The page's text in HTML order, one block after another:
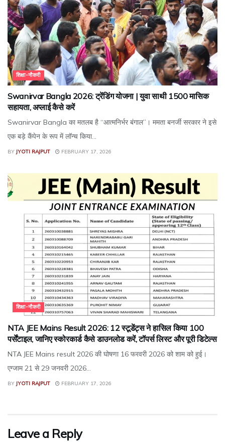
शिक्षा-नौकरी
Swanirvar Bangla 2026: ट्रेंडिंग योजना | युवा साथी ₹1500 मासिक
सहायता, अप्लाई कैसे करें
Swanirvar Bangla का मतलब है “आत्मनिर्भर बंगाल”। ममता बनर्जी सरकार ने इसे
एक बड़े कैंपेन के रूप में लॉन्च किया...
BY JYOTI RAJPUT FEBRUARY 17, 2026
शिक्षा-नौकरी
NTA JEE Mains Result 2026: 12 स्टूडेंट्स ने हासिल किया 100
पर्सेंटाइल, जानिए स्कोरकार्ड कैसे डाउनलोड करें, टॉपर्स लिस्ट और पूरी डिटेल्स
NTA JEE Mains result 2026 की घोषणा 16 फरवरी 2026 को शाम को हुई।
एग्जाम 21 से 29 जनवरी 2026...
BY JYOTI RAJPUT FEBRUARY 17, 2026
Leave a Reply